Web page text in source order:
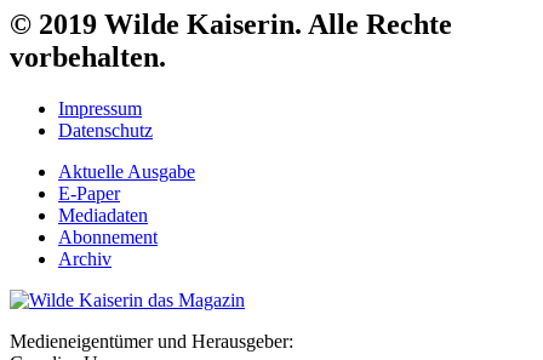
© 2019 Wilde Kaiserin. Alle Rechte
vorbehalten.
Impressum
Datenschutz
Aktuelle Ausgabe
E-Paper
Mediadaten
Abonnement
Archiv
Medieneigentümer und Herausgeber: